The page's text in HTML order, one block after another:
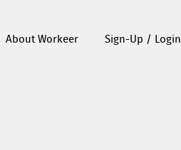
About Workeer Sign-Up / Login